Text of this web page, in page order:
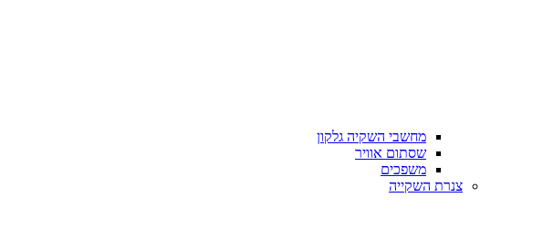
מחשבי השקיה גלקון
שסתום אוויר
משפכים
צנרת השקייה